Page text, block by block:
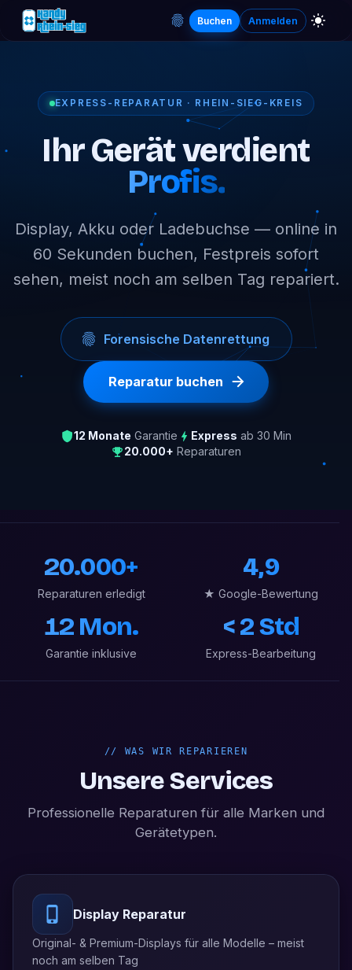
Buchen Anmelden
EXPRESS-REPARATUR · RHEIN-SIEG-KREIS
Ihr Gerät verdient
Profis.
Display, Akku oder Ladebuchse — online in
60 Sekunden buchen, Festpreis sofort
sehen, meist noch am selben Tag repariert.
Forensische Datenrettung
Reparatur buchen
12 Monate Garantie Express ab 30 Min
20.000+ Reparaturen
20.000+
Reparaturen erledigt
4,9
★ Google-Bewertung
12 Mon.
Garantie inklusive
< 2 Std
Express-Bearbeitung
// WAS WIR REPARIEREN
Unsere Services
Professionelle Reparaturen für alle Marken und
Gerätetypen.
Display Reparatur
Original- & Premium-Displays für alle Modelle – meist
noch am selben Tag